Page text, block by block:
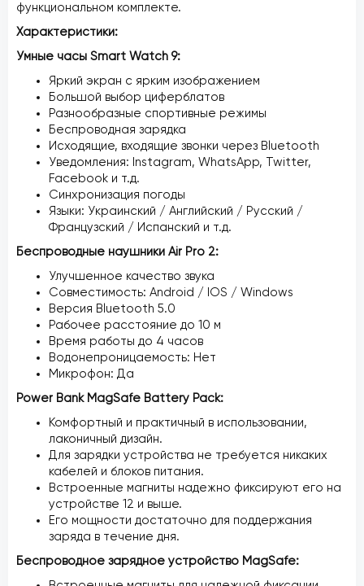
функциональном комплекте.
Характеристики:
Умные часы Smart Watch 9:
Яркий экран с ярким изображением
Большой выбор циферблатов
Разнообразные спортивные режимы
Беспроводная зарядка
Исходящие, входящие звонки через Bluetooth
Уведомления: Instagram, WhatsApp, Twitter,
Facebook и т.д.
Синхронизация погоды
Языки: Украинский / Английский / Русский /
Французский / Испанский и т.д.
Беспроводные наушники Air Pro 2:
Улучшенное качество звука
Совместимость: Android / IOS / Windows
Версия Bluetooth 5.0
Рабочее расстояние до 10 м
Время работы до 4 часов
Водонепроницаемость: Нет
Микрофон: Да
Power Bank MagSafe Battery Pack:
Комфортный и практичный в использовании,
лаконичный дизайн.
Для зарядки устройства не требуется никаких
кабелей и блоков питания.
Встроенные магниты надежно фиксируют его на
устройстве 12 и выше.
Его мощности достаточно для поддержания
заряда в течение дня.
Беспроводное зарядное устройство MagSafe: